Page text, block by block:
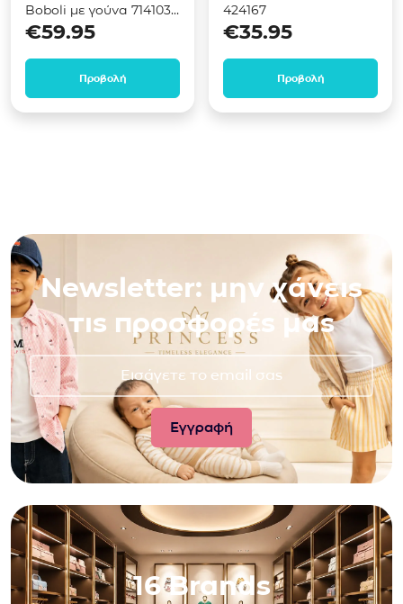
Boboli με γούνα 714103
Μπλε
€59.95
Προβολή
424167
€35.95
Προβολή
Newsletter: μην χάνεις
τις προσφορές μας
16 Brands